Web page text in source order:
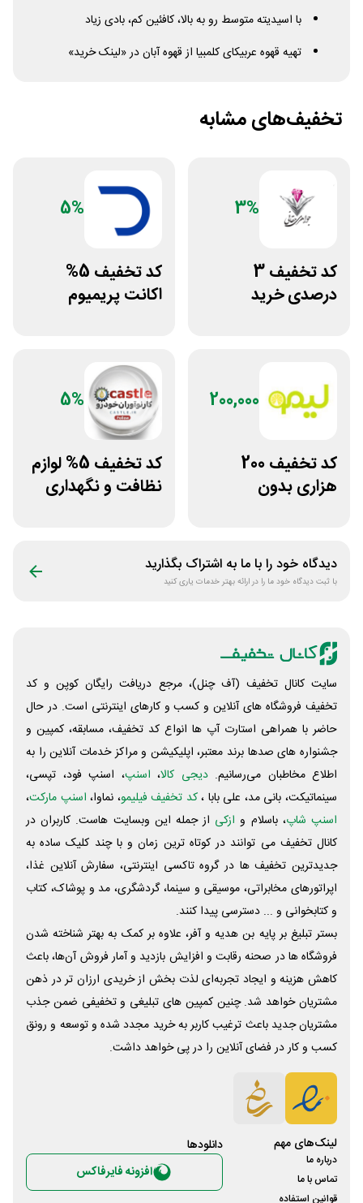
با اسیدیته متوسط رو به بالا، کافئین کم، بادی زیاد
تهیه قهوه عربیکای کلمبیا از قهوه آبان در «لینک خرید»
تخفیف‌های مشابه
3%
کد تخفیف 3
درصدی خرید
5%
کد تخفیف 5%
اکانت پریمیوم
200,000
کد تخفیف 200
هزاری بدون
5%
کد تخفیف 5% لوازم
نظافت و نگهداری
دیدگاه خود را با ما به اشتراک بگذارید
با ثبت دیدگاه خود ما را در ارائه بهتر خدمات یاری کنید
سایت کانال تخفیف (آف چنل)، مرجع دریافت رایگان کوپن و کد
تخفیف فروشگاه های آنلاین و کسب و‌ کارهای اینترنتی است. در حال
حاضر با همراهی استارت آپ ها انواع کد تخفیف، مسابقه، کمپین و
جشنواره های صدها برند معتبر، اپلیکیشن و مراکز خدمات آنلاین را به
اطلاع مخاطبان می‌رسانیم. دیجی کالا، اسنپ، اسنپ فود، تپسی،
سینماتیکت، بانی مد، علی‌ بابا ،کد تخفیف فیلیمو، نماوا، اسنپ مارکت،
اسنپ شاپ، باسلام و ازکی از جمله این وبسایت ‌هاست. کاربران در
کانال تخفیف می توانند در کوتاه ترین زمان و با چند کلیک ساده به
جدیدترین تخفیف ها در گروه تاکسی اینترنتی، سفارش آنلاین غذا،
اپراتورهای مخابراتی، موسیقی و سینما، گردشگری، مد و پوشاک، کتاب
و کتابخوانی و ... دسترسی پیدا کنند.
بستر تبلیغ بر پایه بن هدیه و آفر، علاوه بر کمک به بهتر شناخته شدن
فروشگاه ها در صحنه رقابت و افزایش بازدید و آمار فروش آن‌ها، باعث
کاهش هزینه و ایجاد تجربه‌ای لذت بخش از خریدی ارزان تر در ذهن
مشتریان خواهد شد. چنین کمپین های تبلیغی و تخفیفی ضمن جذب
مشتریان جدید باعث ترغیب کاربر به خرید مجدد شده و توسعه و رونق
کسب و کار در فضای آنلاین را در پی خواهد داشت.
لینک‌های مهم
درباره ما
تماس با ما
قوانین استفاده
دانلود‌ها
افزونه فایرفاکس